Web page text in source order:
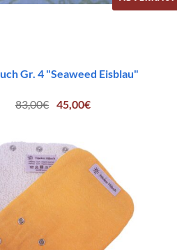
Gr. 4 "Seaweed Eisblau"
83,00€ Ursprünglicher
Preis
45,00€Aktueller